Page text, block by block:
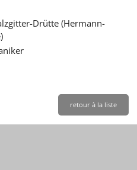
Français
Drütte (Hermann-
retour à la liste